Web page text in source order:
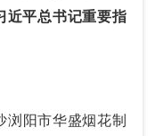
平总书记重要指
阳市华盛烟花制